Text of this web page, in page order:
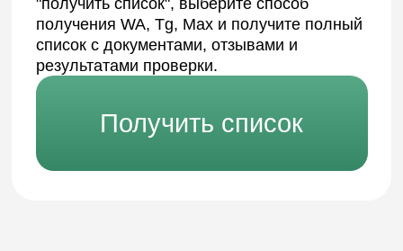
Стоимость: от 50 000 ₽
в дату заключения сделки